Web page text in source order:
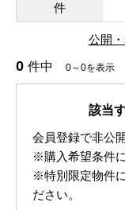
件
公開
0 件中 0～0を表示
該当
会員登録で非公
※購入希望条件
※特別限定物件
ださい。